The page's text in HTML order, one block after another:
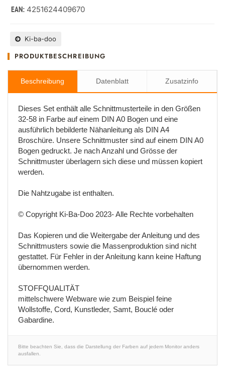
EAN: 4251624409670
Ki-ba-doo
PRODUKTBESCHREIBUNG
Beschreibung Datenblatt Zusatzinfo
Dieses Set enthält alle Schnittmusterteile in den Größen
32-58 in Farbe auf einem DIN A0 Bogen und eine
ausführlich bebilderte Nähanleitung als DIN A4
Broschüre. Unsere Schnittmuster sind auf einem DIN A0
Bogen gedruckt. Je nach Anzahl und Grösse der
Schnittmuster überlagern sich diese und müssen kopiert
werden.
Die Nahtzugabe ist enthalten.
© Copyright Ki-Ba-Doo 2023- Alle Rechte vorbehalten
Das Kopieren und die Weitergabe der Anleitung und des
Schnittmusters sowie die Massenproduktion sind nicht
gestattet. Für Fehler in der Anleitung kann keine Haftung
übernommen werden.
STOFFQUALITÄT
mittelschwere Webware wie zum Beispiel feine
Wollstoffe, Cord, Kunstleder, Samt, Bouclé oder
Gabardine.
Bitte beachten Sie, dass die Darstellung der Farben auf jedem Monitor anders
ausfallen.